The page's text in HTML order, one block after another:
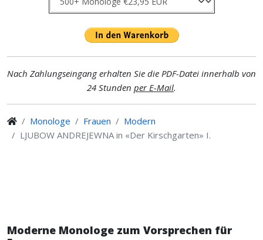
Nach Zahlungseingang erhalten Sie die PDF-Datei innerhalb von
24 Stunden per E-Mail.
Monologe Frauen
Modern
LJUBOW ANDREJEWNA in «Der Kirschgarten» I.
Moderne Monologe zum Vorsprechen für